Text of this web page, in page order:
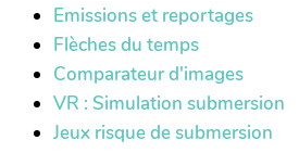
Emissions et reportages
Flèches du temps
Comparateur d'images
VR : Simulation submersion
Jeux risque de submersion